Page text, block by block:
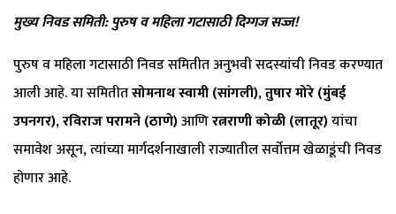
मुख्य निवड समिती: पुरुष व महिला गटासाठी दिग्गज सज्ज!
पुरुष व महिला गटासाठी निवड समितीत अनुभवी सदस्यांची निवड करण्यात
आली आहे. या समितीतसोमनाथ स्वामी (सांगली),तुषार मोरे (मुंबई
उपनगर),रविराज परामने (ठाणे)आणिरत्नराणी कोळी (लातूर)यांचा
समावेश असून, त्यांच्या मार्गदर्शनाखाली राज्यातील सर्वोत्तम खेळाडूंची निवड
होणार आहे.